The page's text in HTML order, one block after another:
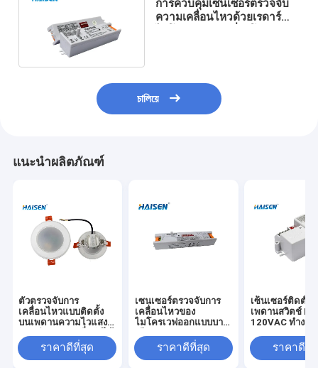
การควบคุมเซนเซอร์ตรวจจับ
ความเคลื่อนไหวด้วยเรดาร์
চালিয়ে
แนะนำผลิตภัณฑ์
ตัวตรวจจับการ
เคลื่อนไหวแบบติดตั้ง
บนเพดานความไวแสง
– หน่วงเวลา
ราคาดีที่สุด
เซนเซอร์ตรวจจับการ
เคลื่อนไหวของ
ไมโครเวฟออกแบบบาง
สำหรับแสง Triproof
ราคาดีที่สุด
เซ็นเซอร์ติดตั้ง
เพดานสวิตช์
120VAC ทำงา
ราคาดีที่